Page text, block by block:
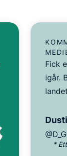
Fick
igår.
*